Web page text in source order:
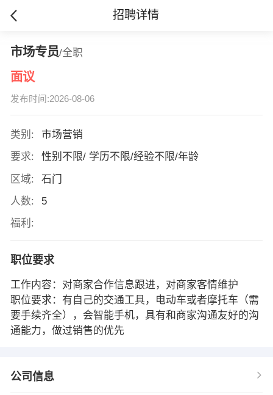
招聘详情
市场专员/全职
面议
发布时间:2026-08-06
类别:
市场营销
要求:
性别不限/ 学历不限/经验不限/年龄
区域:
石门
人数:
5
福利:
职位要求
工作内容：对商家合作信息跟进，对商家客情维护
职位要求：有自己的交通工具，电动车或者摩托车（需
要手续齐全），会智能手机，具有和商家沟通友好的沟
通能力，做过销售的优先
公司信息